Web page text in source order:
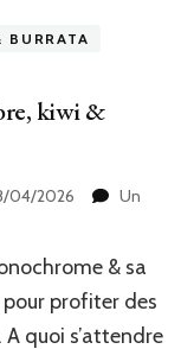
BURRATA
kiwi &
04/2026
Un
& sa
profiter des
quoi s’attendre